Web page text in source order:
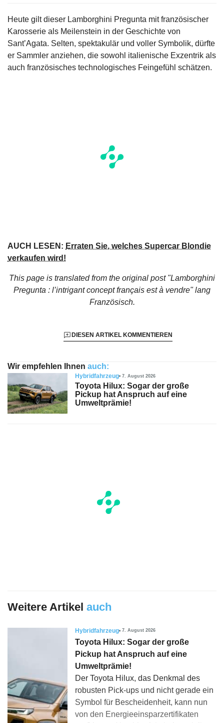
Heute gilt dieser Lamborghini Pregunta mit französischer
Karosserie als Meilenstein in der Geschichte von
Sant’Agata. Selten, spektakulär und voller Symbolik, dürfte
er Sammler anziehen, die sowohl italienische Exzentrik als
auch französisches technologisches Feingefühl schätzen.
AUCH LESEN: Erraten Sie, welches Supercar Blondie
verkaufen wird!
This page is translated from the original post "Lamborghini
Pregunta : l’intrigant concept français est à vendre"lang
Französisch.
DIESEN ARTIKEL KOMMENTIEREN
Wir empfehlen Ihnen auch:
Hybridfahrzeug 7. August 2026
Toyota Hilux: Sogar der große
Pickup hat Anspruch auf eine
Umweltprämie!
Weitere Artikel auch
Hybridfahrzeug 7. August 2026
Toyota Hilux: Sogar der große
Pickup hat Anspruch auf eine
Umweltprämie!
Der Toyota Hilux, das Denkmal des
robusten Pick-ups und nicht gerade ein
Symbol für Bescheidenheit, kann nun
von den Energieeinsparzertifikaten